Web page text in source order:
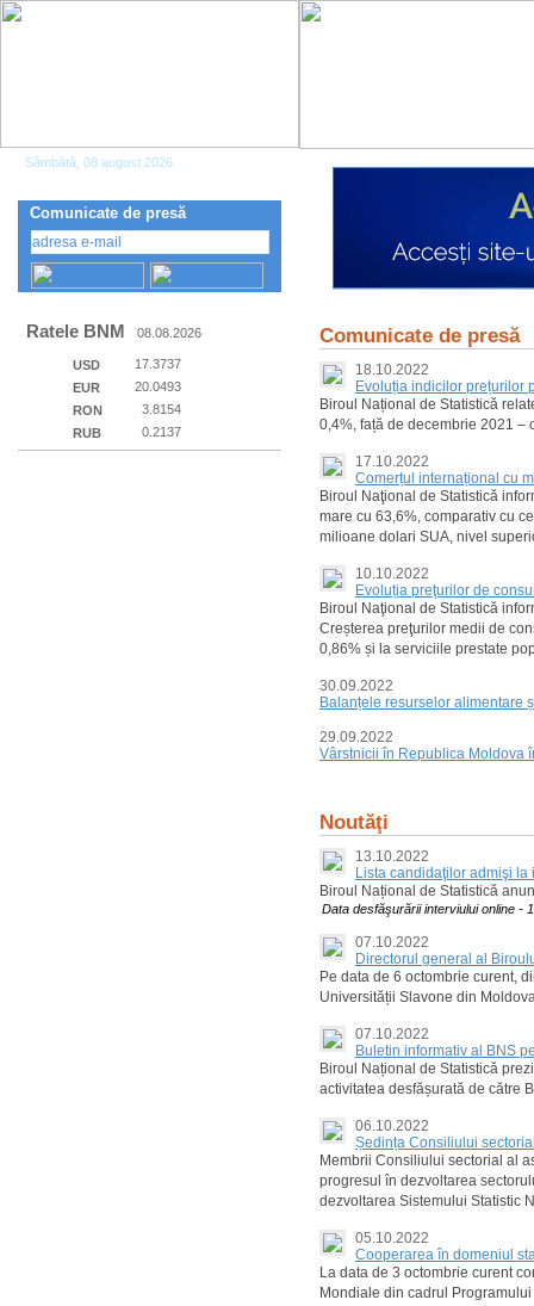
Sâmbătă, 08 august 2026
Comunicate de presă
Ratele BNM 08.08.2026
USD
17.3737
EUR
20.0493
RON
3.8154
RUB
0.2137
Comunicate de presă
18.10.2022
Evoluția indicilor prețurilor
Biroul Național de Statistică
0,4%, față de decembrie 2021 –
17.10.2022
Comerțul internațional cu
Biroul Naţional de Statistică
mare cu 63,6%, comparativ cu
milioane dolari SUA, nivel
10.10.2022
Evoluția preţurilor de
Biroul Naţional de Statistică
Creșterea preţurilor medii de
0,86% și la serviciile prestate
30.09.2022
Balanțele resurselor alimentare
29.09.2022
Vârstnicii în Republica Moldova
Noutăţi
13.10.2022
Lista candidaţilor admişi
Biroul Național de Statistică
Data desfăşurării interviului online -
07.10.2022
Directorul general al
Pe data de 6 octombrie curent,
Universității Slavone din
07.10.2022
Buletin informativ al BNS
Biroul Național de Statistică
activitatea desfășurată de către
06.10.2022
Ședința Consiliului
Membrii Consiliului sectorial al
progresul în dezvoltarea
dezvoltarea Sistemului Statistic
05.10.2022
Cooperarea în domeniul
La data de 3 octombrie curent
Mondiale din cadrul